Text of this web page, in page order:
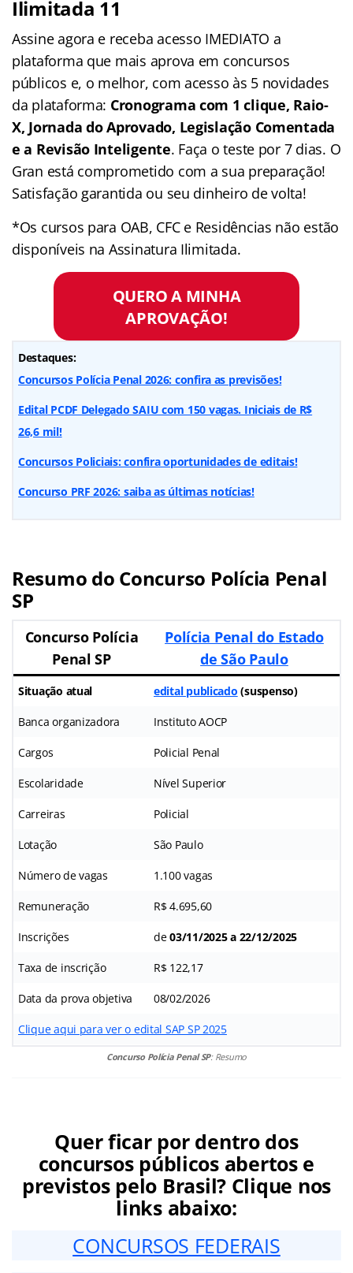
Ilimitada 11
Assine agora e receba acesso IMEDIATO a
plataforma que mais aprova em concursos
públicos e, o melhor, com acesso às 5 novidades
da plataforma: Cronograma com 1 clique, Raio-
X, Jornada do Aprovado, Legislação Comentada
e a Revisão Inteligente. Faça o teste por 7 dias. O
Gran está comprometido com a sua preparação!
Satisfação garantida ou seu dinheiro de volta!
*Os cursos para OAB, CFC e Residências não estão
disponíveis na Assinatura Ilimitada.
QUERO A MINHA
APROVAÇÃO!
Destaques:
Concursos Polícia Penal 2026: confira as previsões!
Edital PCDF Delegado SAIU com 150 vagas. Iniciais de R$
26,6 mil!
Concursos Policiais: confira oportunidades de editais!
Concurso PRF 2026: saiba as últimas notícias!
Resumo do Concurso Polícia Penal
SP
Concurso Polícia
Penal SP
Polícia Penal do Estado
de São Paulo
Situação atual edital publicado (suspenso)
Banca organizadora Instituto AOCP
Cargos Policial Penal
Escolaridade Nível Superior
Carreiras Policial
Lotação São Paulo
Número de vagas 1.100 vagas
Remuneração R$ 4.695,60
Inscrições de03/11/2025 a 22/12/2025
Taxa de inscrição R$ 122,17
Data da prova objetiva 08/02/2026
Clique aqui para ver o edital SAP SP 2025
Concurso Polícia Penal SP: Resumo
Quer ficar por dentro dos
concursos públicos abertos e
previstos pelo Brasil? Clique nos
links abaixo:
CONCURSOS FEDERAIS